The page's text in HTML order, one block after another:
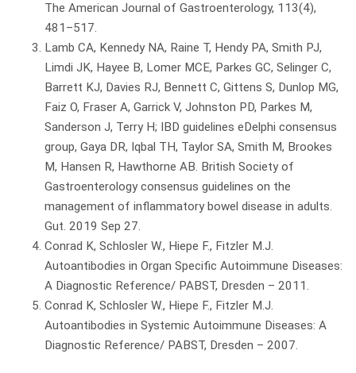
The American Journal of Gastroenterology, 113(4),
481–517.
Lamb CA, Kennedy NA, Raine T, Hendy PA, Smith PJ,
Limdi JK, Hayee B, Lomer MCE, Parkes GC, Selinger C,
Barrett KJ, Davies RJ, Bennett C, Gittens S, Dunlop MG,
Faiz O, Fraser A, Garrick V, Johnston PD, Parkes M,
Sanderson J, Terry H; IBD guidelines eDelphi consensus
group, Gaya DR, Iqbal TH, Taylor SA, Smith M, Brookes
M, Hansen R, Hawthorne AB. British Society of
Gastroenterology consensus guidelines on the
management of inflammatory bowel disease in adults.
Gut. 2019 Sep 27.
Conrad K, Schlosler W., Hiepe F., Fitzler M.J.
Autoantibodies in Organ Specific Autoimmune Diseases:
A Diagnostic Reference/ PABST, Dresden – 2011.
Conrad K, Schlosler W., Hiepe F., Fitzler M.J.
Autoantibodies in Systemic Autoimmune Diseases: A
Diagnostic Reference/ PABST, Dresden – 2007.